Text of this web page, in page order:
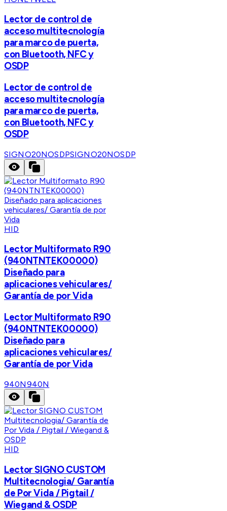
Lector de control de
acceso multitecnología
para marco de puerta,
con Bluetooth, NFC y
OSDP
Lector de control de
acceso multitecnología
para marco de puerta,
con Bluetooth, NFC y
OSDP
SIGNO20NOSDPSIGNO20NOSDP
HID
Lector Multiformato R90
(940NTNTEK00000)
Diseñado para
aplicaciones vehiculares/
Garantía de por Vida
Lector Multiformato R90
(940NTNTEK00000)
Diseñado para
aplicaciones vehiculares/
Garantía de por Vida
940N940N
HID
Lector SIGNO CUSTOM
Multitecnologia/ Garantía
de Por Vida / Pigtail /
Wiegand & OSDP